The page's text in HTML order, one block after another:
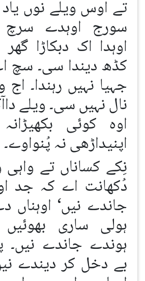
تے اوس ویلے نوں
سورج اوہدے سرچ
اوہدا اک دبکاڑا
کڈھ دیندا سی۔ سچ
جہیا نہیں رہندا۔
نال نہیں سی۔ ویلے
اوہ کوئی
اپنیداڑھی نہ پُنواوے۔
نِکے کساناں تے واہی
دُکھانت اے کہ جد
جاندے نیں‘ اوہناں
ہولی ساری
ہوندے جاندے نیں۔
بے دخل کر دیندے